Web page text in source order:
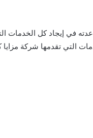
في إيجاد كل الخدمات
التي تقدمها شركة